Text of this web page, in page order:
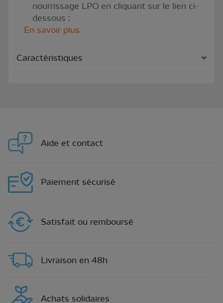
nourrissage LPO en cliquant sur le lien ci-
dessous :
En savoir plus
Caractéristiques
Aide et contact
Paiement sécurisé
Satisfait ou remboursé
Livraison en 48h
Achats solidaires